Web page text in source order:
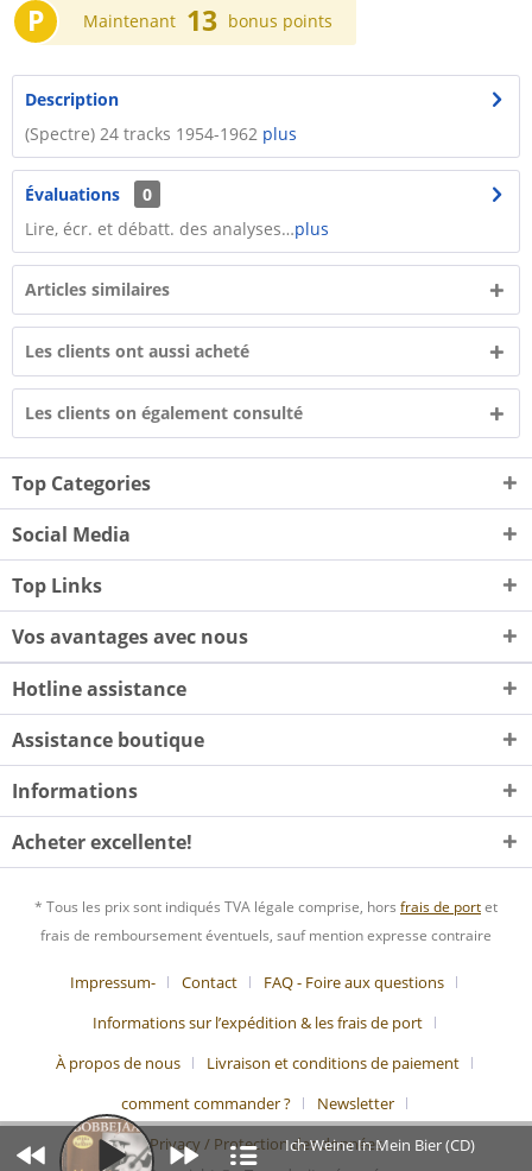
P Maintenant 13 bonus points
Description
(Spectre) 24 tracks 1954-1962 plus
Évaluations
0
Lire, écr. et débatt. des analyses…plus
Articles similaires
Les clients ont aussi acheté
Les clients on également consulté
Top Categories
Social Media
Top Links
Vos avantages avec nous
Hotline assistance
Assistance boutique
Informations
Acheter excellente!
* Tous les prix sont indiqués TVA légale comprise, hors frais de portet
frais de remboursement éventuels, sauf mention expresse contraire
Impressum- Contact
FAQ - Foire aux questions
Informations sur l’expédition & les frais de port
À propos de nous
Livraison et conditions de paiement
comment commander ?
Newsletter
Privacy / Protection des donnéesIch Weine In Mein Bier (CD)